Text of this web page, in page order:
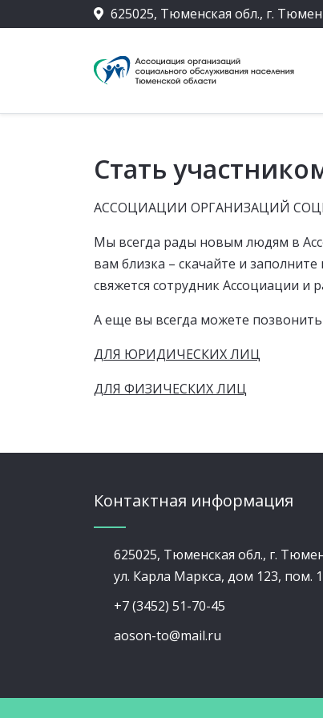
625025, Тюменская обл., г.
Стать
АССОЦИАЦИИ ОРГАНИЗАЦИЙ
Мы всегда рады новым людям в
вам близка – скачайте и
свяжется сотрудник Ассоциации и
А еще вы всегда можете
ДЛЯ ЮРИДИЧЕСКИХ ЛИЦ
ДЛЯ ФИЗИЧЕСКИХ ЛИЦ
Контактная информация
625025, Тюменская обл., г.
ул. Карла Маркса, дом 123, пом. 1
+7 (3452) 51-70-45
aoson-to@mail.ru